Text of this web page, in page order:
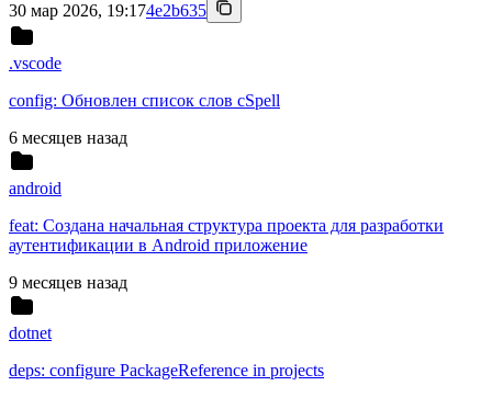
30 мар 2026, 19:174e2b635
.vscode
config: Обновлен список слов cSpell
6 месяцев назад
android
feat: Создана начальная структура проекта для разработки
аутентификации в Android приложение
9 месяцев назад
dotnet
deps: configure PackageReference in projects